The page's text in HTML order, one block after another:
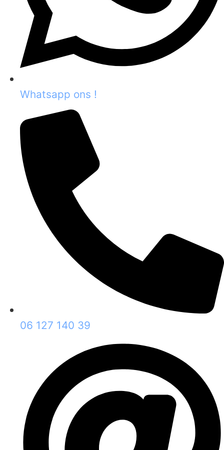
Whatsapp ons !
06 127 140 39